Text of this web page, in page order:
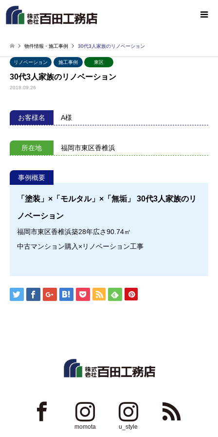
物件情報・施工事例 30代3人家族のリノベーション
リノベーション 施工事例 東区
30代3人家族のリノベーション
2018.09.26
お客様名 A様
所在地 福岡市東区香椎浜
事例概要
「塗装」×「モルタル」×「無垢」 30代3人家族のリ
ノベーション
福岡市東区香椎浜築28年広さ90.74㎡
中古マンション購入×リノベーション工事
Instagram
momota
Instagram
u_style
RSS